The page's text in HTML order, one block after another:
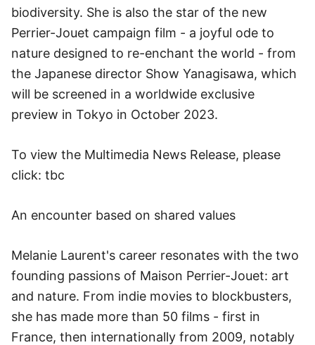
biodiversity. She is also the star of the new
Perrier-Jouet campaign film - a joyful ode to
nature designed to re-enchant the world - from
the Japanese director Show Yanagisawa, which
will be screened in a worldwide exclusive
preview in Tokyo in October 2023.
To view the Multimedia News Release, please
click: tbc
An encounter based on shared values
Melanie Laurent's career resonates with the two
founding passions of Maison Perrier-Jouet: art
and nature. From indie movies to blockbusters,
she has made more than 50 films - first in
France, then internationally from 2009, notably